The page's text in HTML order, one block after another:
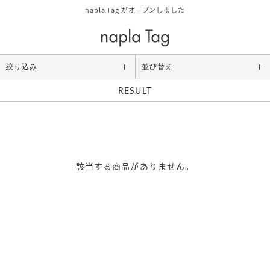
napla Tag がオープンしました
RESULT
絞り込み 並び替え
Category
該当する商品がありません。